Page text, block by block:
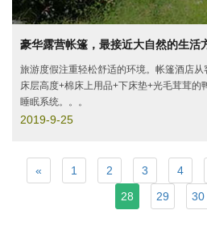
豪华露营帐篷，最接近大自然的生活
旅游度假注重轻松舒适的环境。帐篷酒店
床层高度+棉床上用品+下床垫+光毛茸茸的
睡眠系统。。。
2019-9-25
« 1 2 3 4
28
29 30